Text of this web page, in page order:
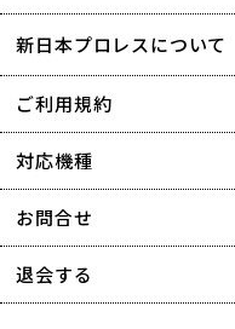
新日本プロレスについて
会社情報
採用情報
協賛・広告媒体のご案内
特定商取引に関する表記
ご利用規約
対応機種
お問合せ
退会する